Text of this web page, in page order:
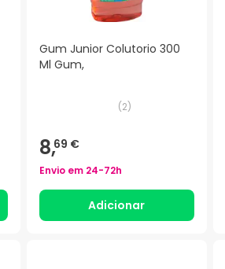
Gum Junior Colutorio 300
Ml Gum,
(2)
8,69 €
Envio em 24-72h
Adicionar